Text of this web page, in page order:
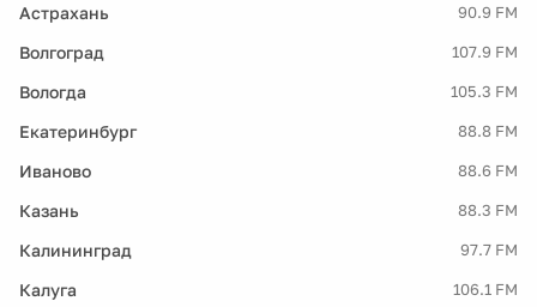
Астрахань 90.9 FM
Волгоград 107.9 FM
Вологда 105.3 FM
Екатеринбург 88.8 FM
Иваново 88.6 FM
Казань 88.3 FM
Калининград 97.7 FM
Калуга 106.1 FM